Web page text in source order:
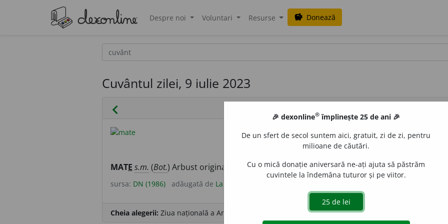
Despre noi Voluntari Resurse savings Donează
Cuvântul zilei, 9 iulie 2023
chevron_left
MATE s.m. (Bot.) Arbust originar din America de Sud, din ale cărui frunze se prepară ceai.
sursa: DN (1986) adăugată de LauraGellner
Cheia alegerii: Ziua națională a Argentinei. Mate este considerată băutura tradițională în Argentina.
🎉 dexonline® împlinește 25 de ani 🎉
De un sfert de secol suntem aici, gratuit, zi de zi, pentru
milioane de căutări.
Cu o mică donație aniversară ne-ați ajuta să păstrăm
cuvintele la îndemâna tuturor și pe viitor.